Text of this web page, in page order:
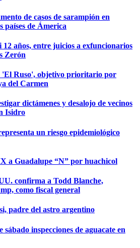
de casos de sarampión en
países de Ámerica
12 años, entre juicios a exfuncionarios
Zerón
'El Ruso', objetivo prioritario por
del Carmen
dictámenes y desalojo de vecinos
Isidro
un riesgo epidemiológico
a Guadalupe “N” por huachicol
confirma a Todd Blanche,
como fiscal general
padre del astro argentino
inspecciones de aguacate en